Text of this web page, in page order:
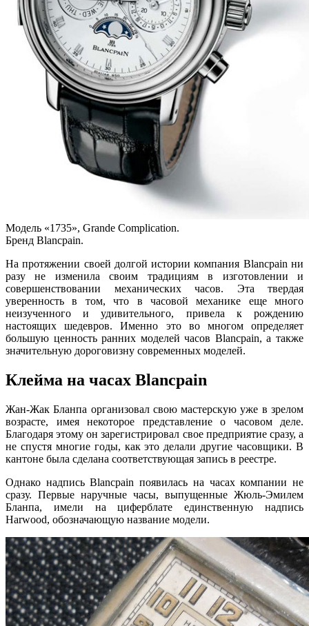
Модель «1735», Grande Complication.
Бренд Blancpain.
На протяжении своей долгой истории компания Blancpain ни
разу не изменила своим традициям в изготовлении и
совершенствовании механических часов. Эта твердая
уверенность в том, что в часовой механике еще много
неизученного и удивительного, привела к рождению
настоящих шедевров. Именно это во многом определяет
большую ценность ранних моделей часов Blancpain, а также
значительную дороговизну современных моделей.
Клейма на часах Blancpain
Жан-Жак Бланпа организовал свою мастерскую уже в зрелом
возрасте, имея некоторое представление о часовом деле.
Благодаря этому он зарегистрировал свое предприятие сразу, а
не спустя многие годы, как это делали другие часовщики. В
кантоне была сделана соответствующая запись в реестре.
Однако надпись Blancpain появилась на часах компании не
сразу. Первые наручные часы, выпущенные Жюль-Эмилем
Бланпа, имели на циферблате единственную надпись
Harwood, обозначающую название модели.